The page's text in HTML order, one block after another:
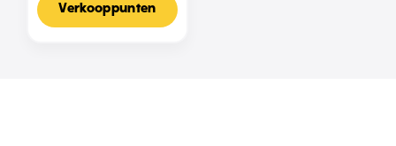
Nederlandse Editie
Verkooppunten